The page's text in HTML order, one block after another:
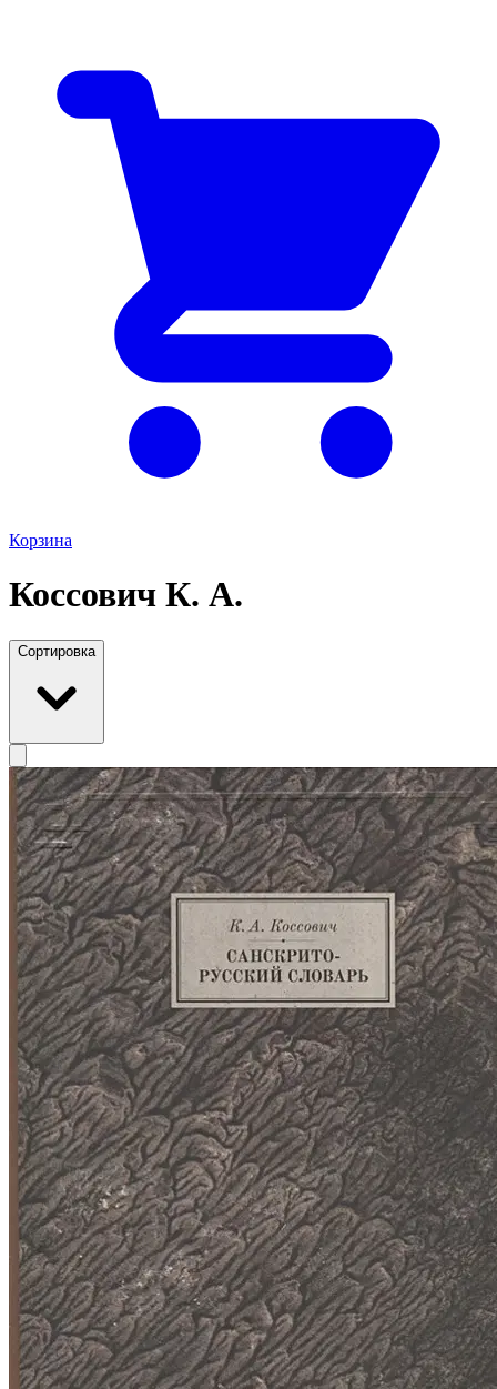
Корзина
Коссович К. А.
Сортировка